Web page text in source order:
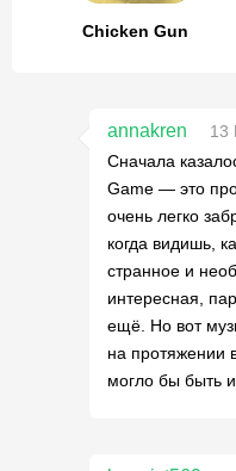
Chicken Gun
annakren
13
Сначала
Game — это
очень легко
когда видишь,
странное и
интересная,
ещё. Но вот
на протяжении
могло бы быть